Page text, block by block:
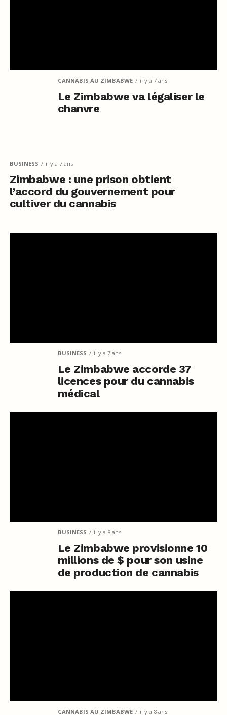
CANNABIS AU ZIMBABWE il y a 7 ans
Le Zimbabwe va légaliser le
chanvre
BUSINESS il y a 7 ans
Zimbabwe : une prison obtient
l’accord du gouvernement pour
cultiver du cannabis
BUSINESS il y a 7 ans
Le Zimbabwe accorde 37
licences pour du cannabis
médical
BUSINESS il y a 8 ans
Le Zimbabwe provisionne 10
millions de $ pour son usine
de production de cannabis
CANNABIS AU ZIMBABWE il y a 8 ans